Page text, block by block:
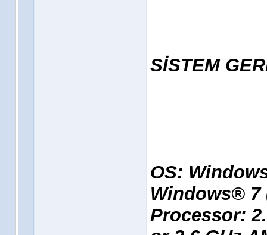
SİSTEM
OS:
Windows® 7
Processor: